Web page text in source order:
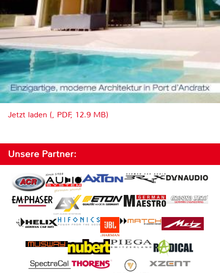
Jetzt laden (, PDF, 12.9 MB)
Unsere Partner: